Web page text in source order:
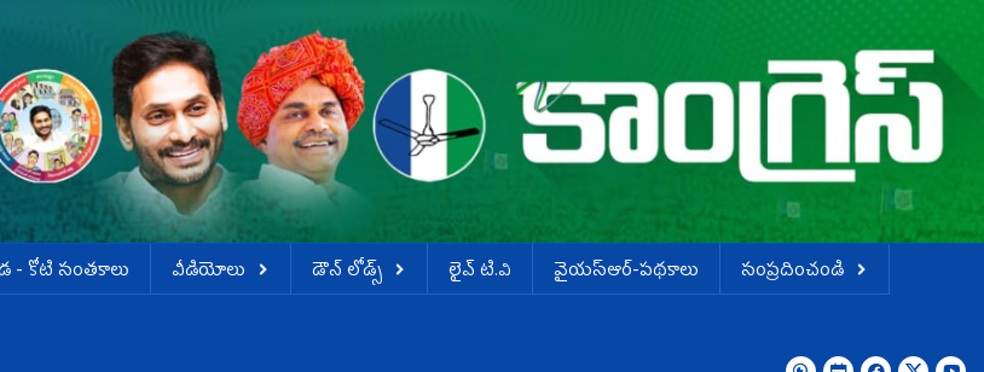
- కోటి సంత‌కాలు వీడియోలు డౌన్ లోడ్స్ లైవ్ టి.వి వైయస్ఆర్-పథకాలు
సంప్రదించండి